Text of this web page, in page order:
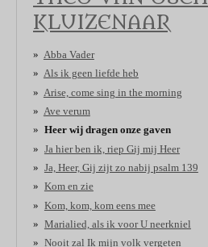
KLUIZENAAR
Abba Vader
Als ik geen liefde heb
Arise, come sing in the morning
Ave verum
Heer wij dragen onze gaven
Ja hier ben ik, riep Gij mij Heer
Ja, Heer, Gij zijt zo nabij psalm 139
Kom en zie
Kom, kom, kom eens mee
Marialied, als ik voor U neerkniel
Nooit zal Ik mijn volk vergeten